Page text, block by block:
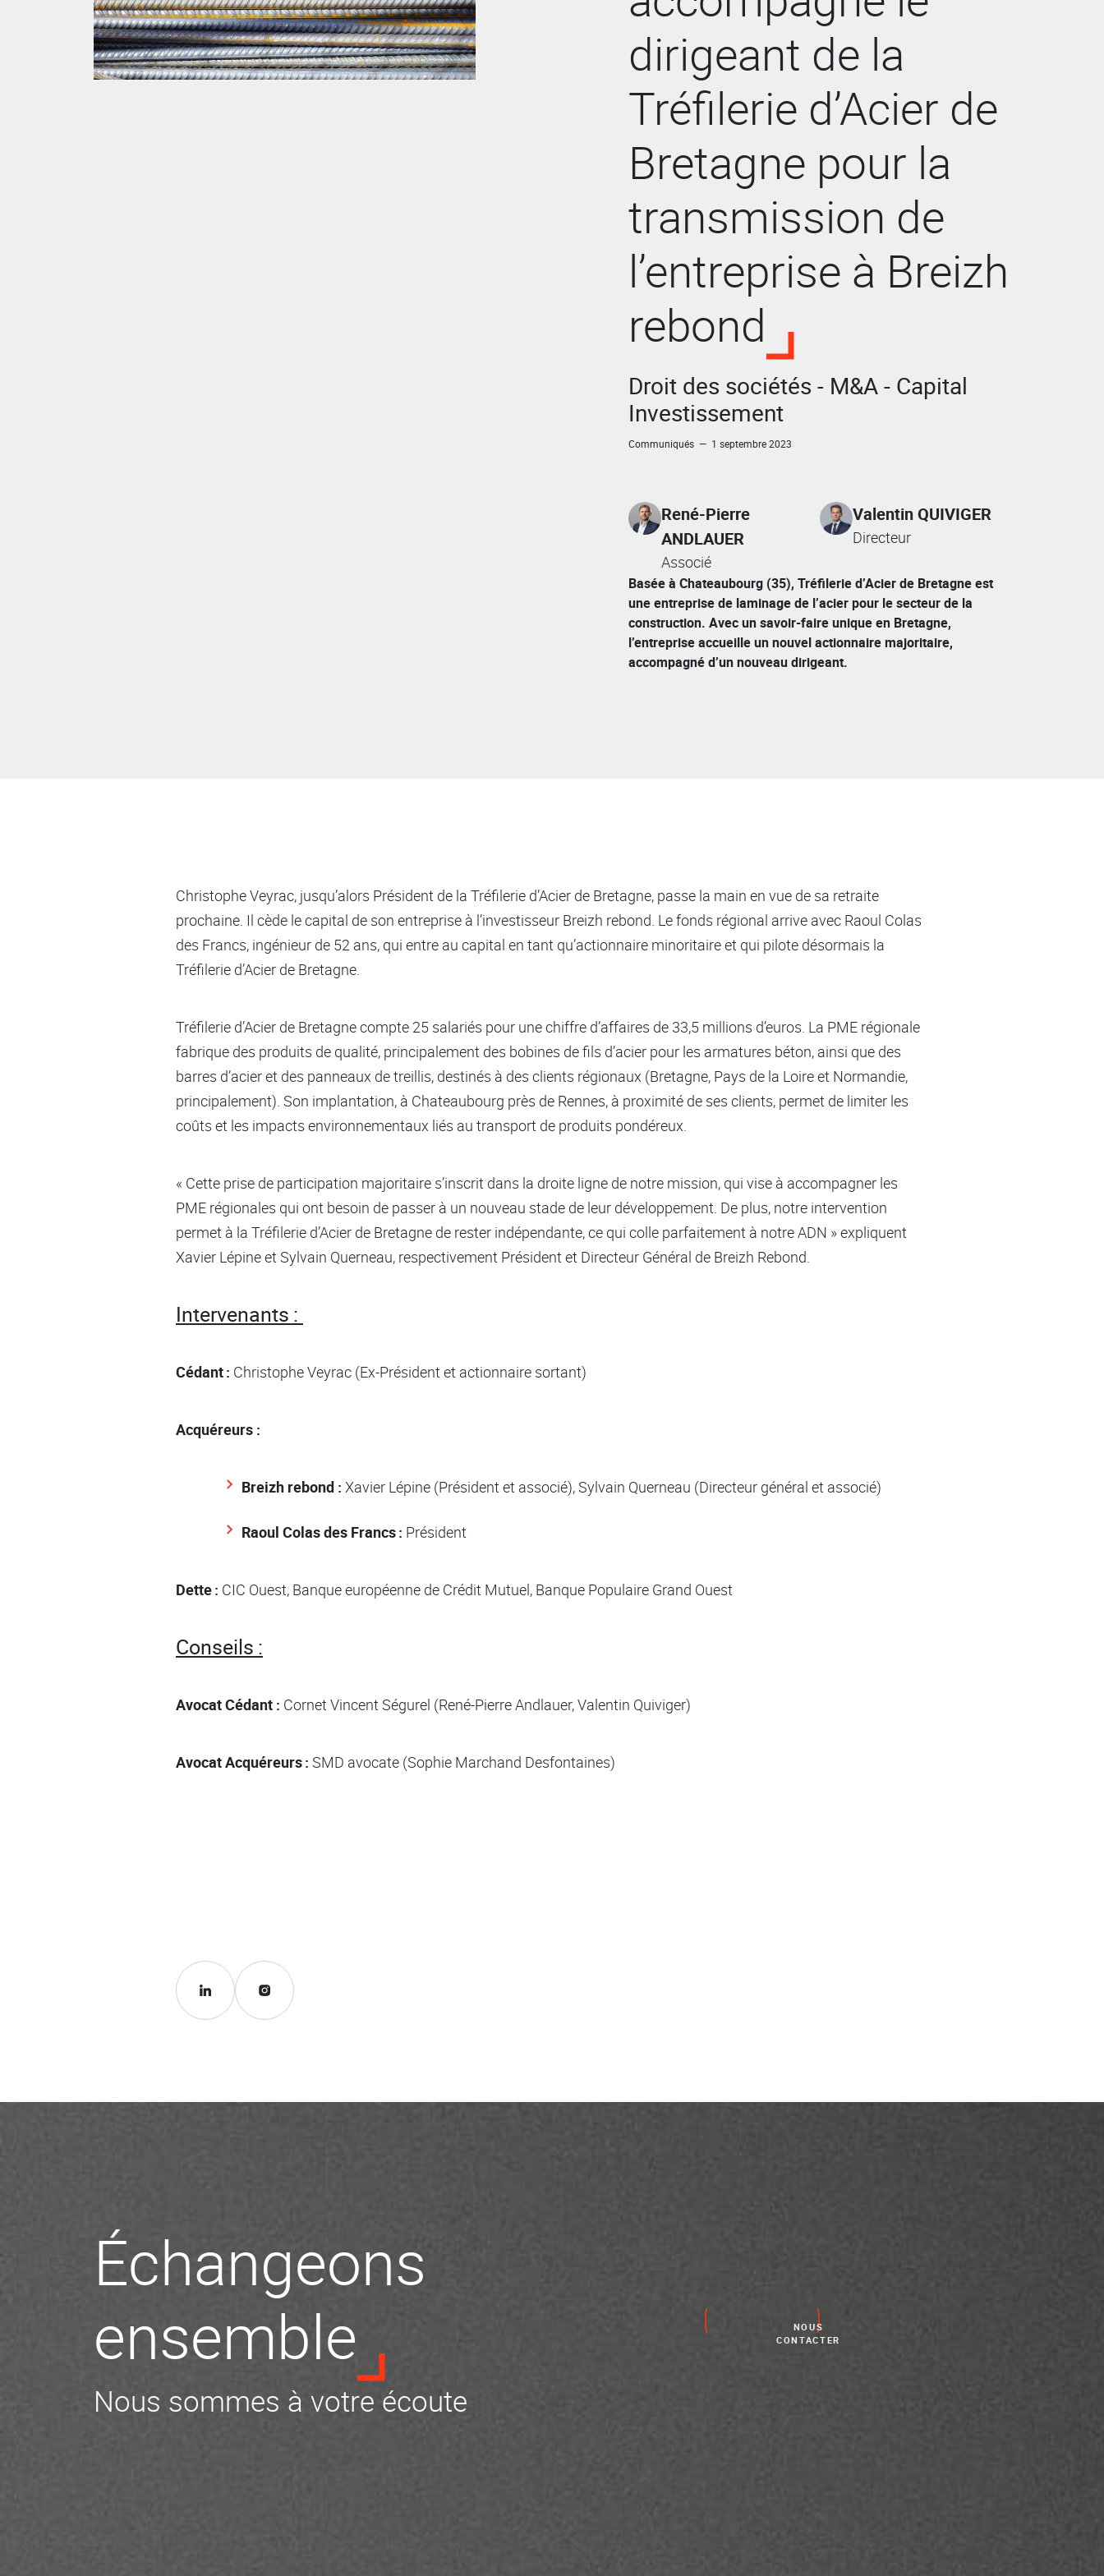
dirigeant de la
Tréfilerie d’Acier de
Bretagne pour la
transmission de
l’entreprise à Breizh
rebond
Droit des sociétés - M&A - Capital
Investissement
Communiqués — 1 septembre 2023
René-Pierre
ANDLAUER
Associé
Valentin QUIVIGER
Directeur
Basée à Chateaubourg (35), Tréfilerie d’Acier de Bretagne est
une entreprise de laminage de l’acier pour le secteur de la
construction. Avec un savoir-faire unique en Bretagne,
l’entreprise accueille un nouvel actionnaire majoritaire,
accompagné d’un nouveau dirigeant.
Christophe Veyrac, jusqu’alors Président de la Tréfilerie d’Acier de Bretagne, passe la main en vue de sa retraite
prochaine. Il cède le capital de son entreprise à l’investisseur Breizh rebond. Le fonds régional arrive avec Raoul Colas
des Francs, ingénieur de 52 ans, qui entre au capital en tant qu’actionnaire minoritaire et qui pilote désormais la
Tréfilerie d’Acier de Bretagne.
Tréfilerie d’Acier de Bretagne compte 25 salariés pour une chiffre d’affaires de 33,5 millions d’euros. La PME régionale
fabrique des produits de qualité, principalement des bobines de fils d’acier pour les armatures béton, ainsi que des
barres d’acier et des panneaux de treillis, destinés à des clients régionaux (Bretagne, Pays de la Loire et Normandie,
principalement). Son implantation, à Chateaubourg près de Rennes, à proximité de ses clients, permet de limiter les
coûts et les impacts environnementaux liés au transport de produits pondéreux.
« Cette prise de participation majoritaire s’inscrit dans la droite ligne de notre mission, qui vise à accompagner les
PME régionales qui ont besoin de passer à un nouveau stade de leur développement. De plus, notre intervention
permet à la Tréfilerie d’Acier de Bretagne de rester indépendante, ce qui colle parfaitement à notre ADN » expliquent
Xavier Lépine et Sylvain Querneau, respectivement Président et Directeur Général de Breizh Rebond.
Intervenants :
Cédant : Christophe Veyrac (Ex-Président et actionnaire sortant)
Acquéreurs :
Breizh rebond : Xavier Lépine (Président et associé), Sylvain Querneau (Directeur général et associé)
Raoul Colas des Francs : Président
Dette : CIC Ouest, Banque européenne de Crédit Mutuel, Banque Populaire Grand Ouest
Conseils :
Avocat Cédant : Cornet Vincent Ségurel (René-Pierre Andlauer, Valentin Quiviger)
Avocat Acquéreurs : SMD avocate (Sophie Marchand Desfontaines)
Échangeons
ensemble
Nous sommes à votre écoute
NOUS
CONTACTER